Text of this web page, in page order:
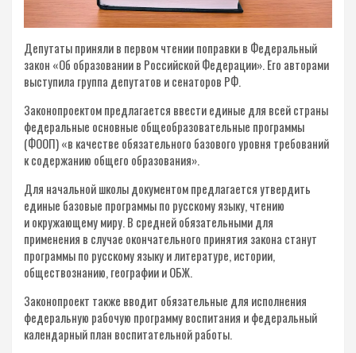
Депутаты приняли в первом чтении поправки в Федеральный
закон «Об образовании в Российской Федерации». Его авторами
выступила группа депутатов и сенаторов РФ.
Законопроектом предлагается ввести единые для всей страны
федеральные основные общеобразовательные программы
(ФООП) «в качестве обязательного базового уровня требований
к содержанию общего образования».
Для начальной школы документом предлагается утвердить
единые базовые программы по русскому языку, чтению
и окружающему миру. В средней обязательными для
применения в случае окончательного принятия закона станут
программы по русскому языку и литературе, истории,
обществознанию, географии и ОБЖ.
Законопроект также вводит обязательные для исполнения
федеральную рабочую программу воспитания и федеральный
календарный план воспитательной работы.